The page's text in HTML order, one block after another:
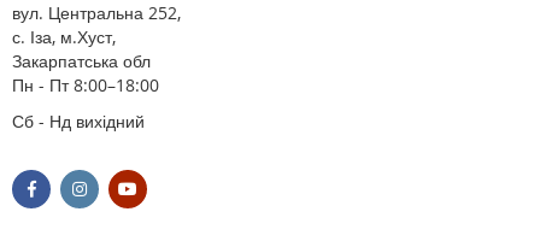
вул. Центральна 252,
с. Іза, м.Хуст,
Закарпатська обл
Пн - Пт 8:00–18:00
Сб - Нд вихідний